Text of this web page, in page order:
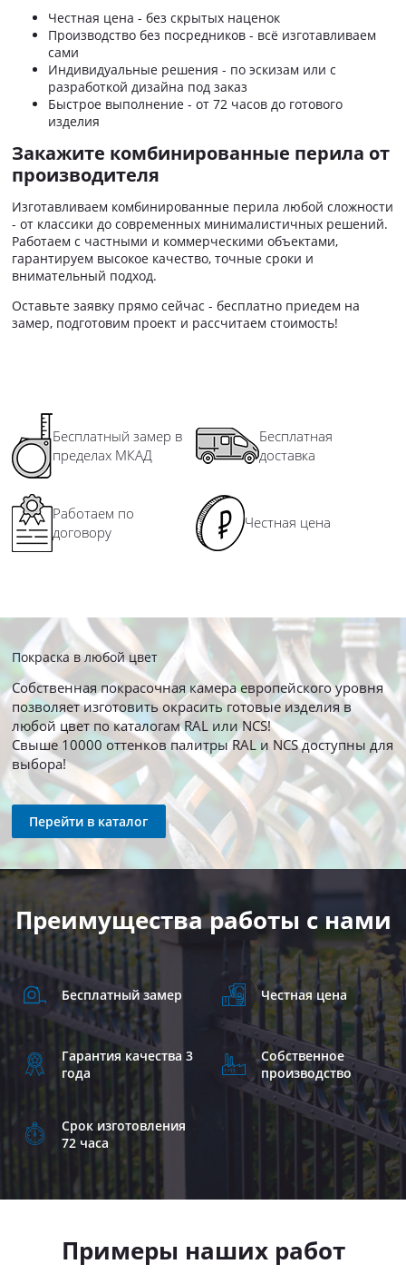
Честная цена - без скрытых наценок
Производство без посредников - всё изготавливаем
сами
Индивидуальные решения - по эскизам или с
разработкой дизайна под заказ
Быстрое выполнение - от 72 часов до готового
изделия
Закажите комбинированные перила от
производителя
Изготавливаем комбинированные перила любой сложности
- от классики до современных минималистичных решений.
Работаем с частными и коммерческими объектами,
гарантируем высокое качество, точные сроки и
внимательный подход.
Оставьте заявку прямо сейчас - бесплатно приедем на
замер, подготовим проект и рассчитаем стоимость!
Бесплатный замер в
пределах МКАД
Бесплатная
доставка
Работаем по
договору
Честная цена
Покраска в любой цвет
Собственная покрасочная камера европейского уровня
позволяет изготовить окрасить готовые изделия в
любой цвет по каталогам RAL или NCS!
Свыше 10000 оттенков палитры RAL и NCS доступны для
выбора!
Перейти в каталог
Преимущества работы с нами
Бесплатный замер Честная цена
Гарантия качества 3
года
Собственное
производство
Срок изготовления
72 часа
Примеры наших работ